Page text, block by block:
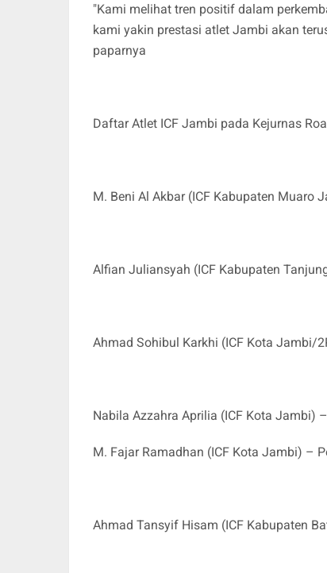
"Kami melihat tren positif dalam
kami yakin prestasi atlet Jambi akan
paparnya
Daftar Atlet ICF Jambi pada Kejurnas
M. Beni Al Akbar (ICF Kabupaten Muaro
Alfian Juliansyah (ICF Kabupaten
Ahmad Sohibul Karkhi (ICF Kota Jambi/
Nabila Azzahra Aprilia (ICF Kota Jambi)
M. Fajar Ramadhan (ICF Kota Jambi) –
Ahmad Tansyif Hisam (ICF Kabupaten